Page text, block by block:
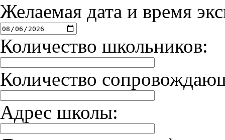
Желаемая дата и время
Количество школьников:
Количество
Адрес школы: